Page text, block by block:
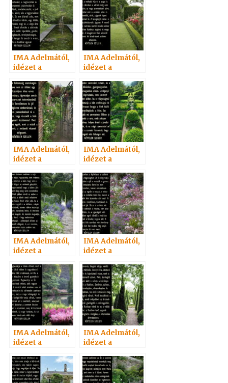
IMA Adelmától,
idézet a
Szellemtől 11.
IMA Adelmától,
idézet a
Szellemtől 7.
IMA Adelmától,
idézet a
Szellemtől 50.
IMA Adelmától,
idézet a
Szellemtől 15.
IMA Adelmától,
idézet a
Szellemtől 40.
IMA Adelmától,
idézet a
Szellemtől 32.
IMA Adelmától,
idézet a
Szellemtől 38.
IMA Adelmától,
idézet a
Szellemtől 14.